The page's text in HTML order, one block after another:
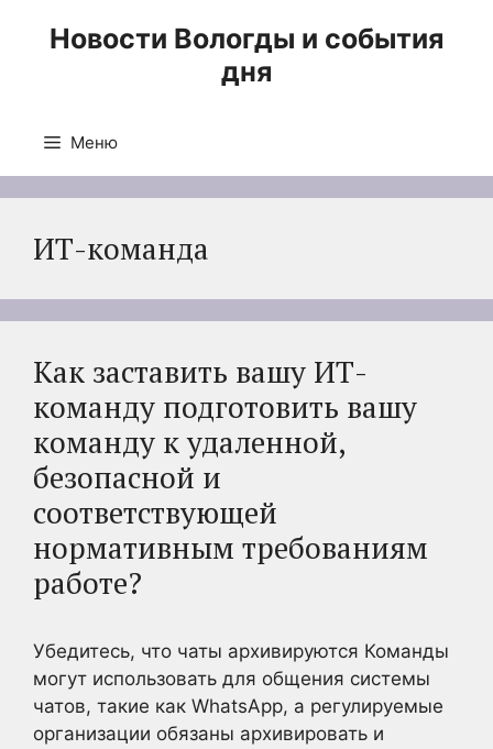
Новости Вологды и события
дня
Меню
ИТ-команда
Как заставить вашу ИТ-
команду подготовить вашу
команду к удаленной,
безопасной и
соответствующей
нормативным требованиям
работе?
Убедитесь, что чаты архивируются Команды
могут использовать для общения системы
чатов, такие как WhatsApp, а регулируемые
организации обязаны архивировать и